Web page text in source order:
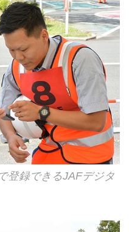
登録できるJAFデジタ